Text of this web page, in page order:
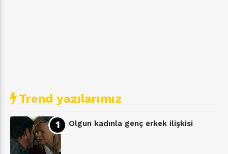
Trend yazılarımız
Olgun kadınla genç erkek ilişkisi